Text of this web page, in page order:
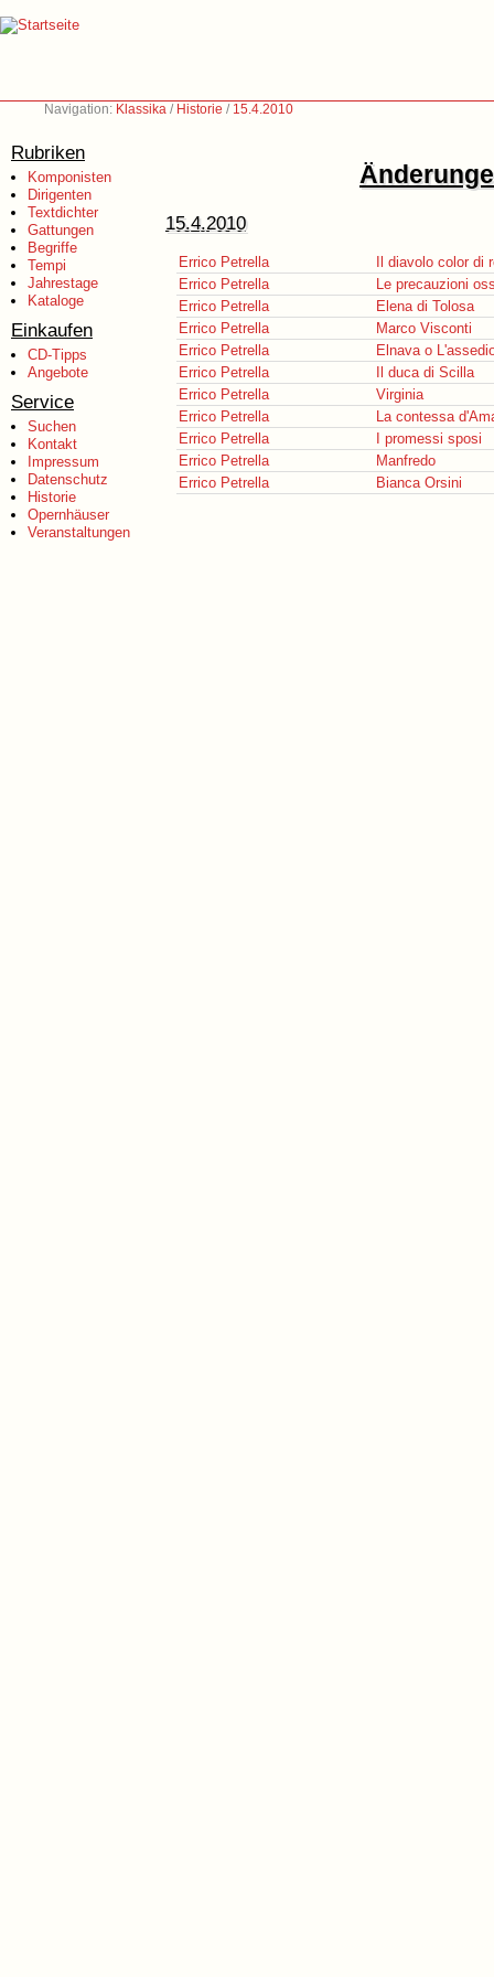
Navigation: Klassika / Historie / 15.4.2010
Rubriken
Komponisten
Dirigenten
Textdichter
Gattungen
Begriffe
Tempi
Jahrestage
Kataloge
Einkaufen
CD-Tipps
Angebote
Service
Suchen
Kontakt
Impressum
Datenschutz
Historie
Opernhäuser
Veranstaltungen
15.4.2010
Errico Petrella
Il diavolo color di
Errico Petrella
Le precauzioni
Errico Petrella
Elena di Tolosa
Errico Petrella
Marco Visconti
Errico Petrella
Elnava o
Errico Petrella
Il duca di Scilla
Errico Petrella
Virginia
Errico Petrella
La contessa
Errico Petrella
I promessi sposi
Errico Petrella
Manfredo
Errico Petrella
Bianca Orsini